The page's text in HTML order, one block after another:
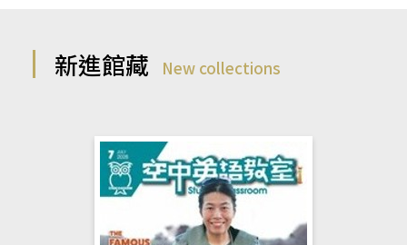
新進館藏 New collections